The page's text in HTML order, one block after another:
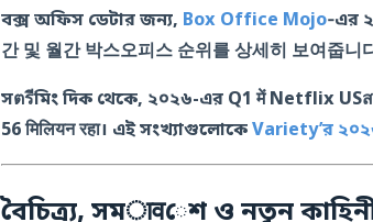
বক্স অফিস ডেটার জন্য, Box Office Mojo‑এর
간 및 월간 박스오피스 순위를 상세히 보여줍니
সตรีমিং দিক থেকে, ২০২৬-এর Q1 में Netflix US
56 मिलियन रहा। এই সংখ্যাগুলোকেVariety’র
বৈচিত্র্য, সমावেশ ও নতুন